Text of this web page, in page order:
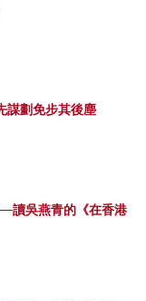
謀劃免步其後塵
讀吳燕青的《在香港